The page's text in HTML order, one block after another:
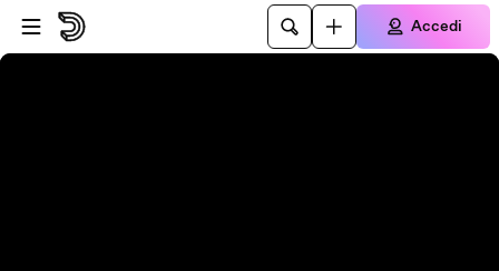
Vai al lettore
Passa al contenuto principale
Accedi